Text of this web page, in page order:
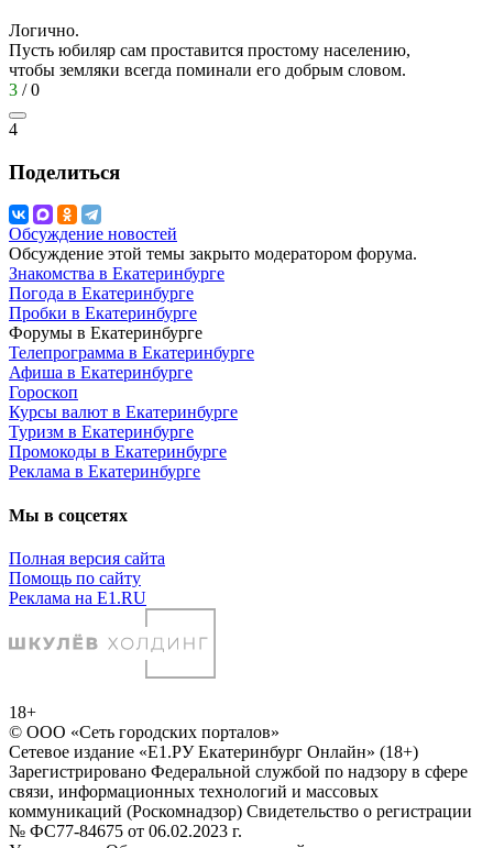
Логично.
Пусть юбиляр сам проставится простому населению,
чтобы земляки всегда поминали его добрым словом.
3 /0
4
Поделиться
Обсуждение новостей
Обсуждение этой темы закрыто модератором форума.
Знакомства в Екатеринбурге
Погода в Екатеринбурге
Пробки в Екатеринбурге
Форумы в Екатеринбурге
Телепрограмма в Екатеринбурге
Афиша в Екатеринбурге
Гороскоп
Курсы валют в Екатеринбурге
Туризм в Екатеринбурге
Промокоды в Екатеринбурге
Реклама в Екатеринбурге
Мы в соцсетях
Полная версия сайта
Помощь по сайту
Реклама на E1.RU
18+
© ООО «Сеть городских порталов»
Сетевое издание «Е1.РУ Екатеринбург Онлайн» (18+)
Зарегистрировано Федеральной службой по надзору в сфере
связи, информационных технологий и массовых
коммуникаций (Роскомнадзор) Свидетельство о регистрации
№ ФС77-84675 от 06.02.2023 г.